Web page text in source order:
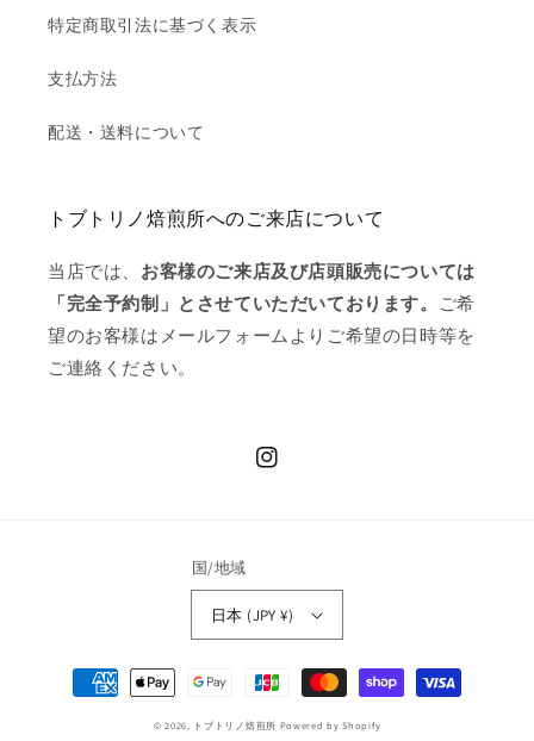
特定商取引法に基づく表示
支払方法
配送・送料について
トブトリノ焙煎所へのご来店について
当店では、 お客様のご来店及び店頭販売については
「完全予約制」とさせていただいております。
ご希
望のお客様はメールフォームよりご希望の日時等を
ご連絡ください。
Instagram
国/地域
日本 (JPY ¥)
決
済
© 2026, トブトリノ焙煎所 Powered by Shopify